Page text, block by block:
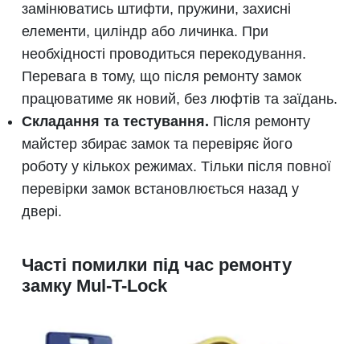
замінюватись штифти, пружини, захисні
елементи, циліндр або личинка. При
необхідності проводиться перекодування.
Перевага в тому, що після ремонту замок
працюватиме як новий, без люфтів та заїдань.
Складання та тестування. Після ремонту
майстер збирає замок та перевіряє його
роботу у кількох режимах. Тільки після повної
перевірки замок встановлюється назад у
двері.
Часті помилки під час ремонту
замку Mul-T-Lock